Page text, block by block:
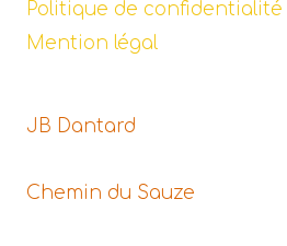
Politique de confidentialité
Mention légal
JB Dantard
Chemin du Sauze